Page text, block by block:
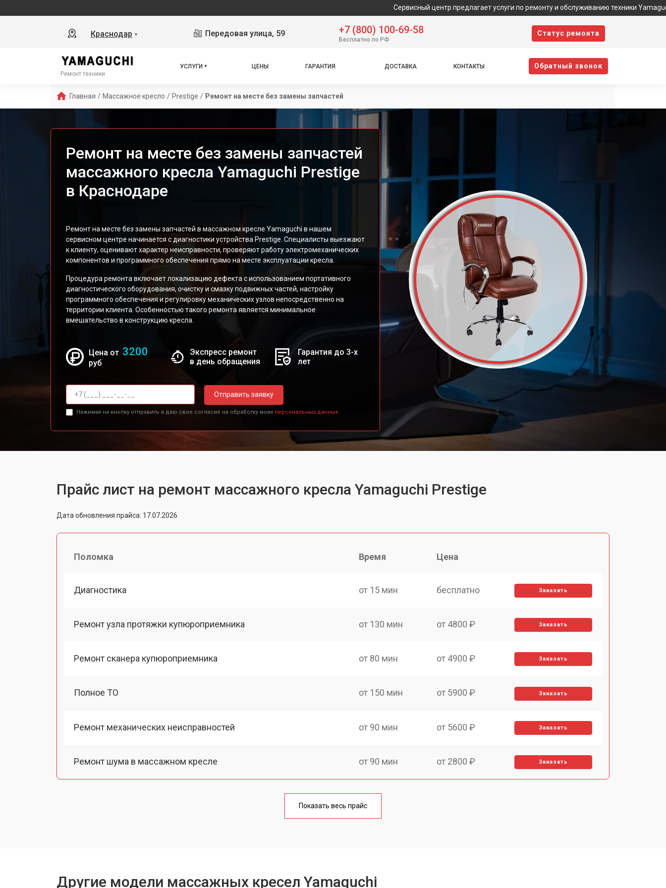
Сервисный центр предлагает услуги по ремонту и обслуживанию техники Yamaguchi. Хотя
Краснодар ▼ Передовая улица, 59 +7 (800) 100-69-58
Бесплатно по РФ
Cтатус ремонта
Ремонт техники
УСЛУГИ ЦЕНЫ ГАРАНТИЯ ДОСТАВКА КОНТАКТЫ Oбратный звонок
Главная / Массажное кресло / Prestige / Ремонт на месте без замены запчастей
Ремонт на месте без замены запчастей
массажного кресла Yamaguchi Prestige
в Краснодаре
Ремонт на месте без замены запчастей в массажном кресле Yamaguchi в нашем
сервисном центре начинается с диагностики устройства Prestige. Специалисты выезжают
к клиенту, оценивают характер неисправности, проверяют работу электромеханических
компонентов и программного обеспечения прямо на месте эксплуатации кресла.
Процедура ремонта включает локализацию дефекта с использованием портативного
диагностического оборудования, очистку и смазку подвижных частей, настройку
программного обеспечения и регулировку механических узлов непосредственно на
территории клиента. Особенностью такого ремонта является минимальное
вмешательство в конструкцию кресла.
Цена от 3200
руб
Экспресс ремонт
в день обращения
Гарантия до 3-х
лет
Отправить заявку
Нажимая на кнопку отправить я даю свое согласие на обработку моих персональных данных.
Прайс лист на ремонт массажного кресла Yamaguchi Prestige
Дата обновления прайса: 17.07.2026
Поломка Время Цена
Диагностика от 15 мин бесплатно Заказать
Ремонт узла протяжки купюроприемника от 130 мин от 4800 ₽ Заказать
Ремонт сканера купюроприемника от 80 мин от 4900 ₽ Заказать
Полное ТО от 150 мин от 5900 ₽ Заказать
Ремонт механических неисправностей от 90 мин от 5600 ₽ Заказать
Ремонт шума в массажном кресле от 90 мин от 2800 ₽ Заказать
от 90 мин
Показать весь прайс
Другие модели массажных кресел Yamaguchi